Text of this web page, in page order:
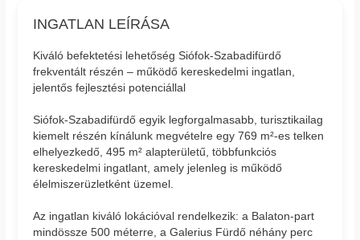
INGATLAN LEÍRÁSA
Kiváló befektetési lehetőség Siófok-Szabadifürdő
frekventált részén – működő kereskedelmi ingatlan,
jelentős fejlesztési potenciállal
Siófok-Szabadifürdő egyik legforgalmasabb, turisztikailag
kiemelt részén kínálunk megvételre egy 769 m²-es telken
elhelyezkedő, 495 m² alapterületű, többfunkciós
kereskedelmi ingatlant, amely jelenleg is működő
élelmiszerüzletként üzemel.
Az ingatlan kiváló lokációval rendelkezik: a Balaton-part
mindössze 500 méterre, a Galerius Fürdő néhány perc